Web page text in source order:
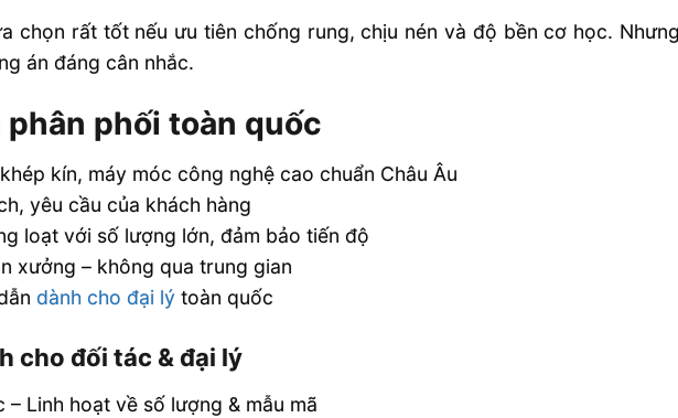
chọn rất tốt nếu ưu tiên chống rung, chịu nén và độ bền cơ học.
án đáng cân nhắc.
phân phối toàn quốc
kín, máy móc công nghệ cao chuẩn Châu Âu
yêu cầu của khách hàng
loạt với số lượng lớn, đảm bảo tiến độ
xưởng – không qua trung gian
dành cho đại lý toàn quốc
cho đối tác & đại lý
– Linh hoạt về số lượng & mẫu mã